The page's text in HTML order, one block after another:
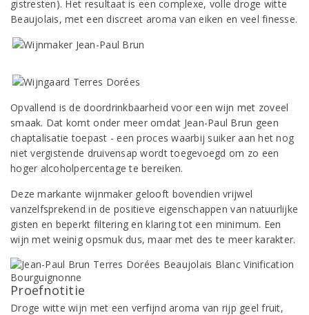
gistresten). Het resultaat is een complexe, volle droge witte
Beaujolais, met een discreet aroma van eiken en veel finesse.
Opvallend is de doordrinkbaarheid voor een wijn met zoveel
smaak. Dat komt onder meer omdat Jean-Paul Brun geen
chaptalisatie toepast - een proces waarbij suiker aan het nog
niet vergistende druivensap wordt toegevoegd om zo een
hoger alcoholpercentage te bereiken.
Deze markante wijnmaker gelooft bovendien vrijwel
vanzelfsprekend in de positieve eigenschappen van natuurlijke
gisten en beperkt filtering en klaring tot een minimum. Een
wijn met weinig opsmuk dus, maar met des te meer karakter.
Proefnotitie
Droge witte wijn met een verfijnd aroma van rijp geel fruit,